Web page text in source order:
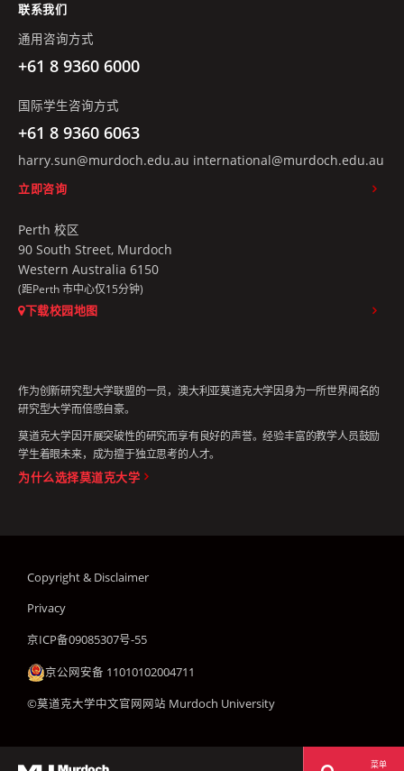
菜单
联系我们
通用咨询方式
+61 8 9360 6000
国际学生咨询方式
+61 8 9360 6063
harry.sun@murdoch.edu.au international@murdoch.edu.au
立即咨询
Perth 校区
90 South Street, Murdoch
Western Australia 6150
(距Perth 市中心仅15分钟)
下载校园地图
作为创新研究型大学联盟的一员，澳大利亚莫道克大学因身为一所世界闻名的
研究型大学而倍感自豪。
莫道克大学因开展突破性的研究而享有良好的声誉。经验丰富的教学人员鼓励
学生着眼未来，成为擅于独立思考的人才。
为什么选择莫道克大学
Copyright & Disclaimer
Privacy
京ICP备09085307号-55
京公网安备 11010102004711
©莫道克大学中文官网网站 Murdoch University